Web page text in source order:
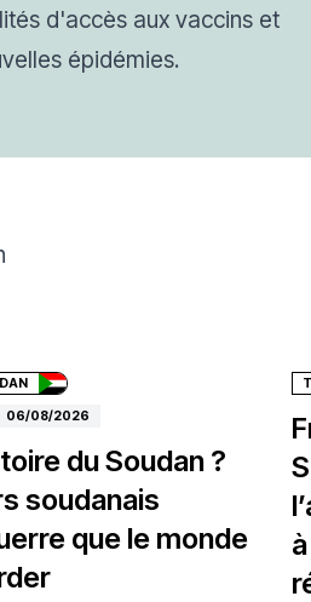
d'accès aux vaccins et
épidémies.
06/08/2026
du Soudan ?
soudanais
que le monde